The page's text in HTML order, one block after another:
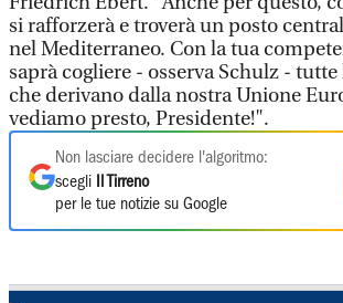
si rafforzerà e troverà un posto
nel Mediterraneo. Con la tua
saprà cogliere - osserva Schulz -
che derivano dalla nostra Unione
vediamo presto, Presidente!".
Non lasciare decidere l'algoritmo:
scegli
Il Tirreno
per le tue notizie su Google